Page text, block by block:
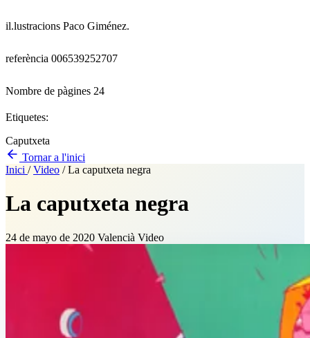
il.lustracions Paco Giménez.
referència 006539252707
Nombre de pàgines 24
Etiquetes:
Caputxeta
Tornar a l'inici
Inici / Video / La caputxeta negra
La caputxeta negra
24 de mayo de 2020 Valencià Video